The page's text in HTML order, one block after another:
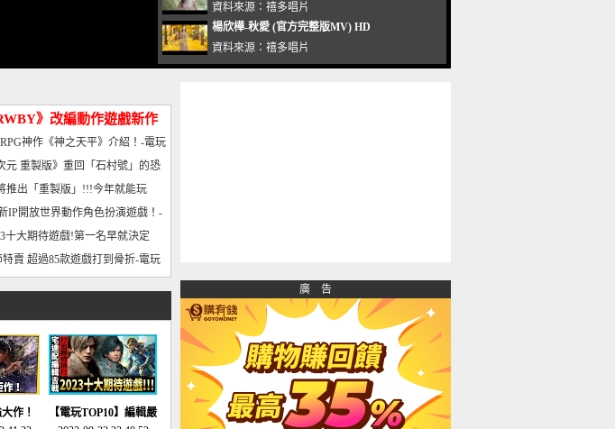
資料來源： 禧多唱片
楊欣樺-秋愛 (官方完整版MV) HD
資料來源： 禧多唱片
》改編動作遊戲新作
神作《神之天平》介紹！-電玩
元 重製版》重回「石村號」的恐
推出「重製版」!!!今年就能玩
IP開放世界動作角色扮演遊戲！-
十大期待遊戲!第一名早就決定
配20230120
賣 超過85款遊戲打到骨折-電玩
作！
【電玩TOP10】編輯嚴
廣 告